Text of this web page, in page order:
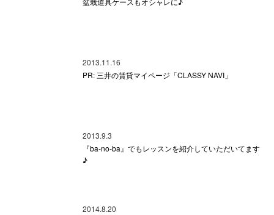
2013.11.16
PR: 三井の賃貸マイページ「CLASSY NAVI」
2013.9.3
『ba-no-ba』でもレッスンを紹介していただいてます
♪
2014.8.20